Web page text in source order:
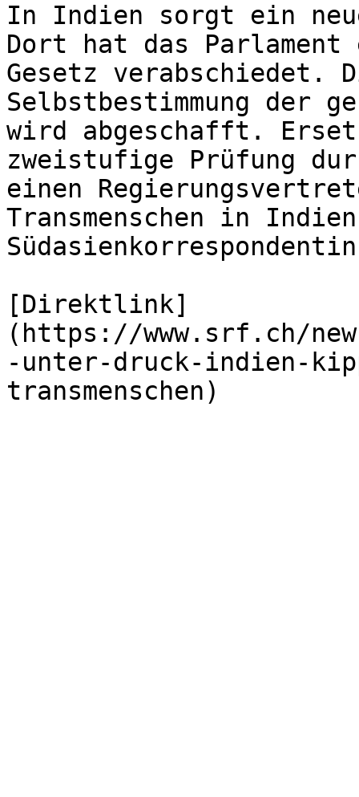
In Indien sorgt ein
Dort hat das Parlament
Gesetz verabschiedet.
Selbstbestimmung der
wird abgeschafft.
zweistufige Prüfung
einen
Transmenschen in
[Direktlink]
(https://www.srf.ch/
-unter-druck-indien-
transmenschen)